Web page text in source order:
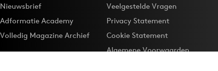
Nieuwsbrief
Adformatie Academy
Volledig Magazine Archief
Veelgestelde Vragen
Privacy Statement
Cookie Statement
Algemene Voorwaarden